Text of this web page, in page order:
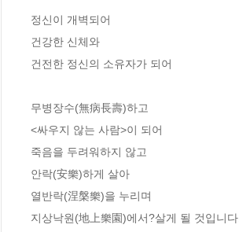
정신이 개벽되어
건강한 신체와
건전한 정신의 소유자가 되어
무병장수(無病長壽)하고
<싸우지 않는 사람>이 되어
죽음을 두려워하지 않고
안락(安樂)하게 살아
열반락(涅槃樂)을 누리며
지상낙원(地上樂園)에서?살게 될 것입니다.